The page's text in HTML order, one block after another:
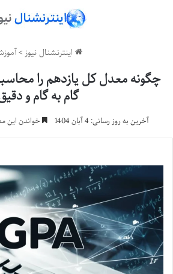
اینترنشنال نیوز>
چگونه معدل کل یازدهم را
گام به گام و
آخرین به روز رسانی: 4 آبان 1404 خواندن این مطلب 15 دقیقه